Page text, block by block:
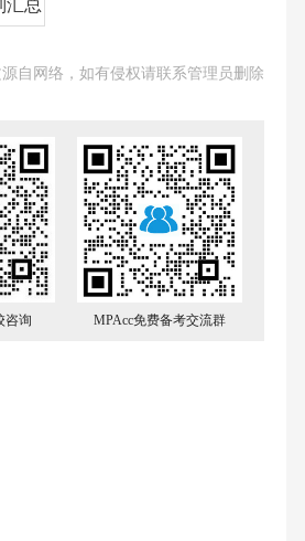
自网络，如有侵权请联系管理员删除
咨询 MPAcc免费备考交流群